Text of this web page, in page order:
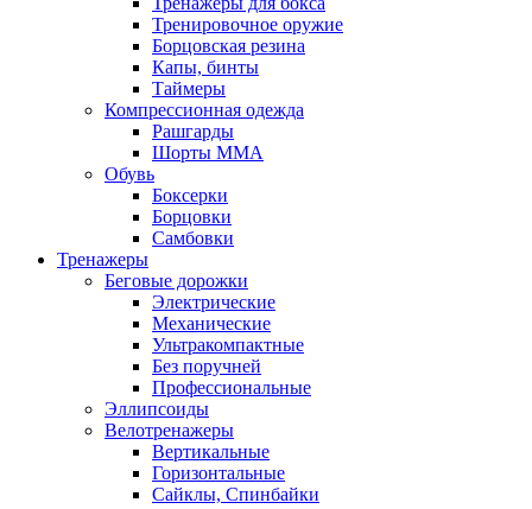
Тренировочное оружие
Борцовская резина
Капы, бинты
Таймеры
Компрессионная одежда
Рашгарды
Шорты MMA
Обувь
Боксерки
Борцовки
Самбовки
Тренажеры
Беговые дорожки
Электрические
Механические
Ультракомпактные
Без поручней
Профессиональные
Эллипсоиды
Велотренажеры
Вертикальные
Горизонтальные
Сайклы, Спинбайки